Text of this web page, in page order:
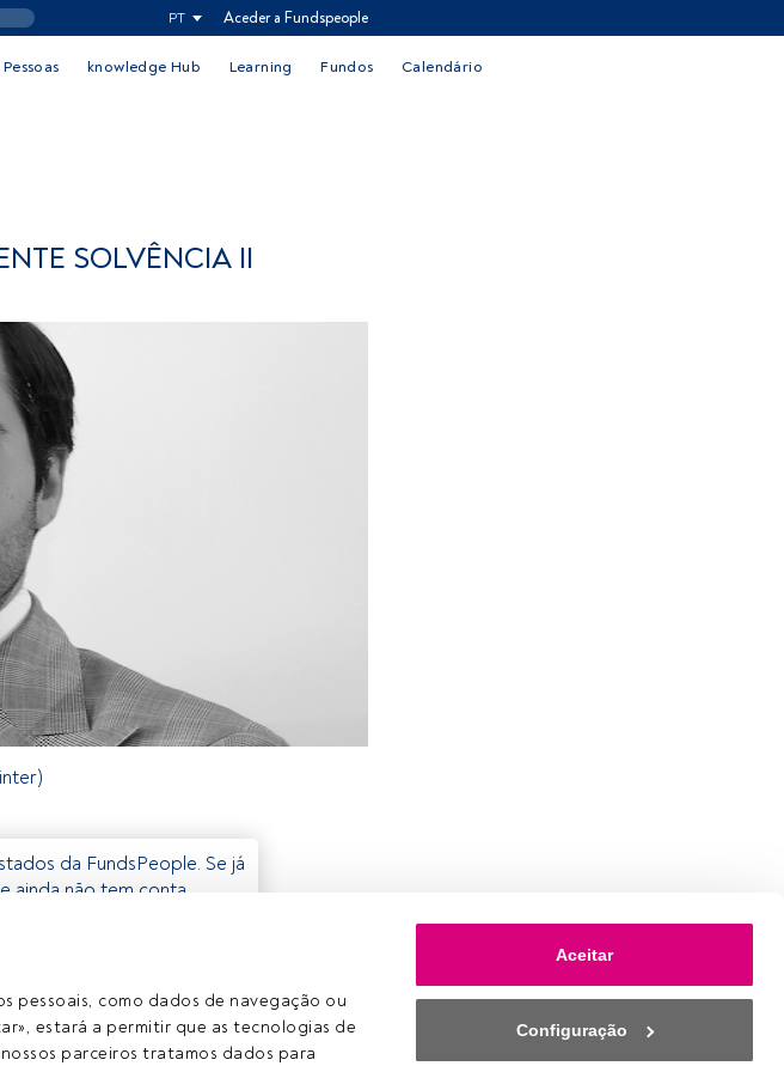
pessoais, como dados de navegação ou
estará a permitir que as tecnologias de
parceiros tratamos dados para
Aceitar
Configuração
PT Aceder a Fundspeople
Pessoas knowledge Hub Learning Fundos Calendário
SOLVÊNCIA II
da FundsPeople. Se já
ainda não tem conta,